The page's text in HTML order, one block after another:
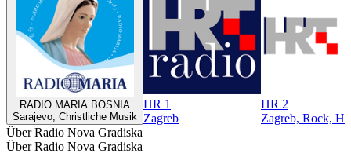
RADIO MARIA BOSNIA
Sarajevo, Christliche Musik
HR 1
Zagreb
HR 2
Zagreb, Rock,
Über Radio Nova Gradiska
Über Radio Nova Gradiska